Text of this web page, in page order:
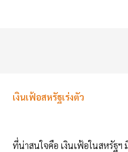
เงินเฟ้อสหรัฐเร่งตัว
ที่น่าสนใจคือ เงินเฟ้อในสหรัฐฯ